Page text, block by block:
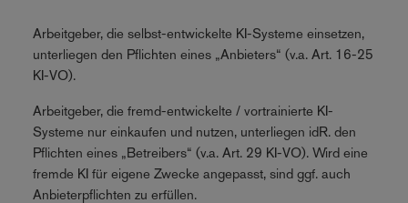
Arbeitgeber, die selbst-entwickelte KI-Systeme einsetzen,
unterliegen den Pflichten eines „Anbieters“ (v.a. Art. 16-25
KI-VO).
Arbeitgeber, die fremd-entwickelte / vortrainierte KI-
Systeme nur einkaufen und nutzen, unterliegen idR. den
Pflichten eines „Betreibers“ (v.a. Art. 29 KI-VO). Wird eine
fremde KI für eigene Zwecke angepasst, sind ggf. auch
Anbieterpflichten zu erfüllen.